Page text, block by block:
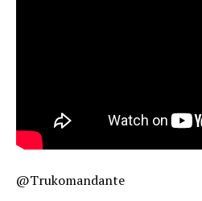
@Trukomandante